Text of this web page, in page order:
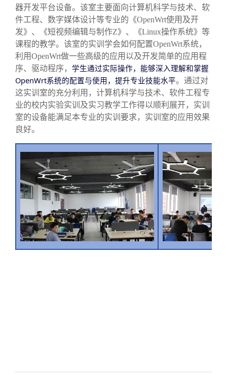
器开发平台设备。该室主要面向计算机科学与技术、软
件工程、数字媒体设计等专业的《OpenWrt使用及开
发》、
《短视频编辑与制作Z》 、《Linux操作系统》等
课程的教学。该室的实训学会如何配置OpenWrt系统，
利用OpenWrt做一些高级的应用以及开发简单的应用程
序、驱动程序， 学生通过实际操作，能够深入理解和掌握
OpenWrt系统的配置与使用，提升专业技能水平。通过对
这实训室的充分利用， 计算机科学与技术、软件工程专
业的校内实验实训及实习教学工作得以顺利展开，实训
室的设备能满足本专业的实训要求，实训室的应用效果
良好。